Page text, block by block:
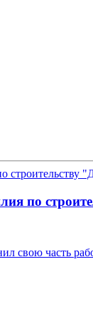
по
свою часть